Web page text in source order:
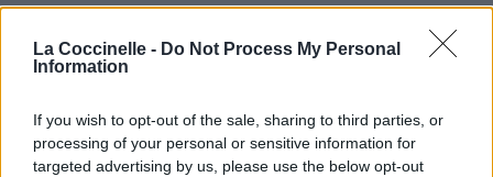
La Coccinelle - Do Not Process My Personal
Information
If you wish to opt-out of the sale, sharing to third parties, or
processing of your personal or sensitive information for
targeted advertising by us, please use the below opt-out
Albums : Berdreyminn
Paroles + Traduction Téléchargement
Vidéos